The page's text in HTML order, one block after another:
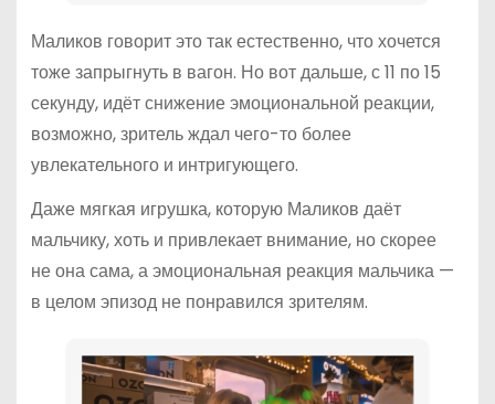
Маликов говорит это так естественно, что хочется
тоже запрыгнуть в вагон. Но вот дальше, с 11 по 15
секунду, идёт снижение эмоциональной реакции,
возможно, зритель ждал чего-то более
увлекательного и интригующего.
Даже мягкая игрушка, которую Маликов даёт
мальчику, хоть и привлекает внимание, но скорее
не она сама, а эмоциональная реакция мальчика —
в целом эпизод не понравился зрителям.